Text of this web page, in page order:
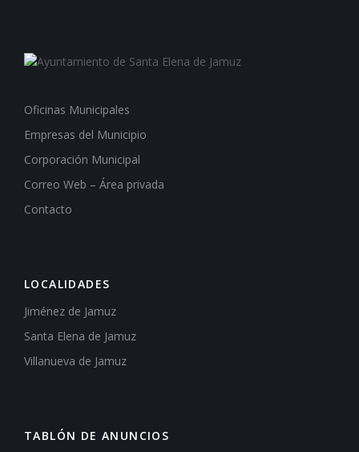
Oficinas Municipales
Empresas del Municipio
Corporación Municipal
Correo Web – Área privada
Contacto
LOCALIDADES
Jiménez de Jamuz
Santa Elena de Jamuz
Villanueva de Jamuz
TABLÓN DE ANUNCIOS